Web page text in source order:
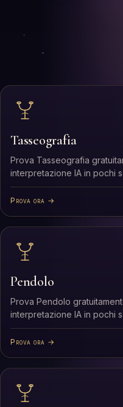
Tasseografia
Prova Tasseografia
interpretazione IA in pochi
Prova ora →
Pendolo
Prova Pendolo
interpretazione IA in pochi
Prova ora →